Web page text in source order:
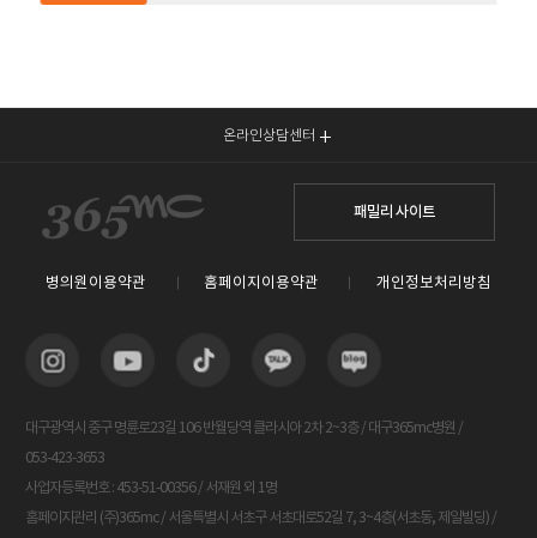
온라인상담센터
패밀리 사이트
병의원이용약관 홈페이지이용약관 개인정보처리방침
대구광역시 중구 명륜로23길 106 반월당역 클라시아 2차 2~3층 / 대구365mc병원 /
053-423-3653
사업자등록번호 : 453-51-00356 / 서재원 외 1명
홈페이지관리 (주)365mc / 서울특별시 서초구 서초대로52길 7, 3~4층(서초동, 제일빌딩) /